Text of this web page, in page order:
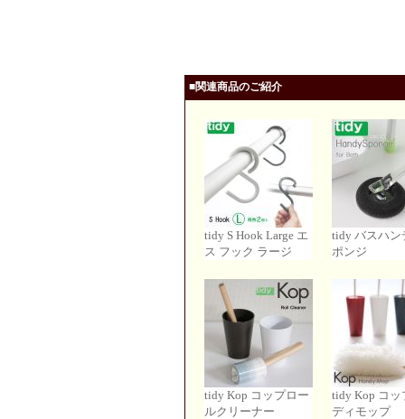
■関連商品のご紹介
tidy S Hook Large エ
ス フック ラージ
tidy バスハン
ポンジ
tidy Kop コップロー
ルクリーナー
tidy Kop コッ
ディモップ